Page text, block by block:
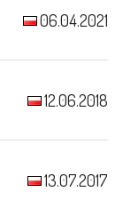
06.04.2021
12.06.2018
13.07.2017